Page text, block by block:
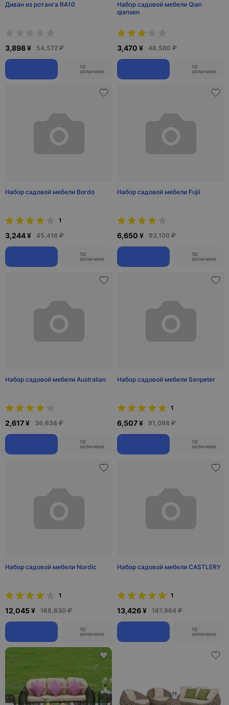
Диван из ротанга RA10
3,898 ¥ 54,572 ₽
10
оплачено
Набор садовой мебели Qian
qiansen
3,470 ¥ 48,580 ₽
10
оплачено
Набор садовой мебели Bordo
1
3,244 ¥ 45,416 ₽
10
оплачено
Набор садовой мебели Fujii
6,650 ¥ 93,100 ₽
10
оплачено
Набор садовой мебели Australian
2,617 ¥ 36,638 ₽
10
оплачено
Набор садовой мебели Senpeter
1
6,507 ¥ 91,098 ₽
10
оплачено
Набор садовой мебели Nordic
1
12,045 ¥ 168,630 ₽
10
оплачено
Набор садовой мебели CASTLERY
1
13,426 ¥ 187,964 ₽
10
оплачено